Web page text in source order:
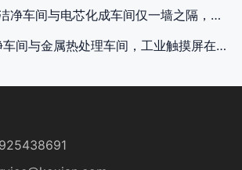
芯化成车间仅一墙之隔，工业触控显示器的防护策略为何截然不同
下一篇：芯片洁净车间与金属热处理车间，工业触摸屏在两种极端环境下的差异化设计逻辑